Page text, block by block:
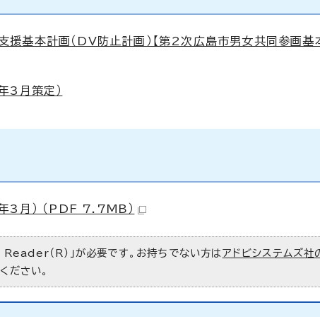
基本計画（DV防止計画）【第2次広島市男女共同参画基
3月策定）
3月） （PDF 7.7MB）
（R）」が必要です。お持ちでない方は アドビシステムズ社
ださい。